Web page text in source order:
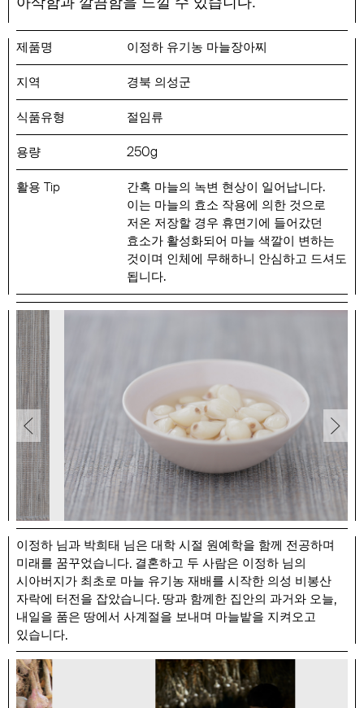
이정하 유기농 마늘장아찌
경북 의성군
절임류
250g
간혹 마늘의 녹변 현상이 일어납니다.
이는 마늘의 효소 작용에 의한 것으로
저온 저장할 경우 휴면기에 들어갔던
효소가 활성화되어 마늘 색깔이 변하는
것이며 인체에 무해하니 안심하고 드셔도
됩니다.
이정하 님과 박희태 님은 대학 시절 원예학을 함께 전공하며
미래를 꿈꾸었습니다. 결혼하고 두 사람은 이정하 님의
시아버지가 최초로 마늘 유기농 재배를 시작한 의성 비봉산
자락에 터전을 잡았습니다. 땅과 함께한 집안의 과거와 오늘,
내일을 품은 땅에서 사계절을 보내며 마늘밭을 지켜오고
있습니다.